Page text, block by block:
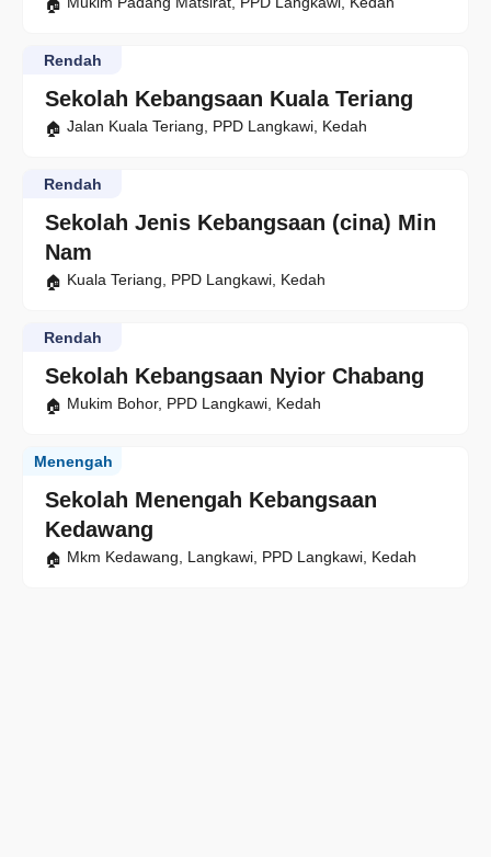
Sekolah Kebangsaan Kuala Teriang
Rendah
Jalan Kuala Teriang, PPD Langkawi, Kedah
Sekolah Jenis Kebangsaan (cina) Min
Nam
Rendah
Kuala Teriang, PPD Langkawi, Kedah
Sekolah Kebangsaan Nyior Chabang
Rendah
Mukim Bohor, PPD Langkawi, Kedah
Sekolah Menengah Kebangsaan
Kedawang
Menengah
Mkm Kedawang, Langkawi, PPD Langkawi, Kedah